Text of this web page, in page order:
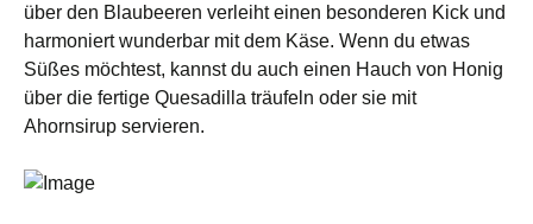
über den Blaubeeren verleiht einen besonderen Kick und
harmoniert wunderbar mit dem Käse. Wenn du etwas
Süßes möchtest, kannst du auch einen Hauch von Honig
über die fertige Quesadilla träufeln oder sie mit
Ahornsirup servieren.